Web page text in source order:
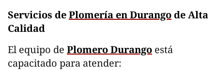
Servicios dePlomería en Durango de Alta
Calidad
El equipo de Plomero Durango está
capacitado para atender: